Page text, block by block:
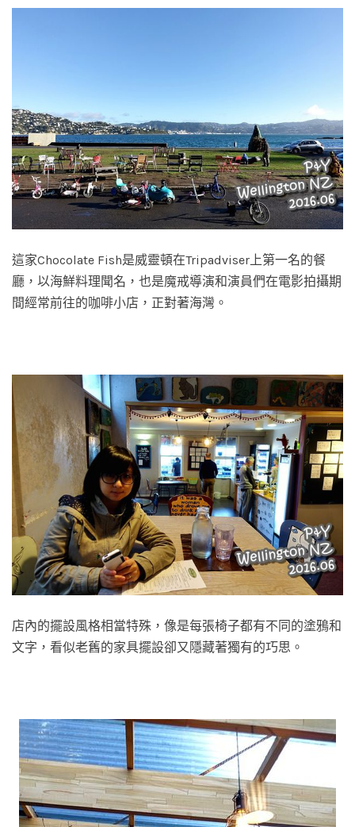
這家Chocolate Fish是威靈頓在Tripadviser上第一名的餐
廳，以海鮮料理聞名，也是魔戒導演和演員們在電影拍攝期
間經常前往的咖啡小店，正對著海灣。
店內的擺設風格相當特殊，像是每張椅子都有不同的塗鴉和
文字，看似老舊的家具擺設卻又隱藏著獨有的巧思。